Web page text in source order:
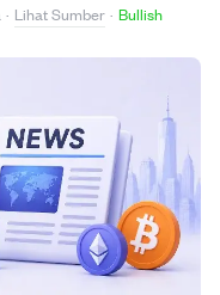
· Lihat Sumber · Bullish